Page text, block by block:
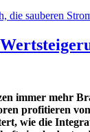
immer mehr
profitieren
wie die